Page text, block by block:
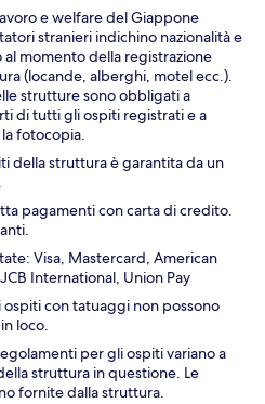
e welfare del Giappone
stranieri indichino nazionalità e
momento della registrazione
(locande, alberghi, motel ecc.).
strutture sono obbligati a
di tutti gli ospiti registrati e a
fotocopia.
della struttura è garantita da un
pagamenti con carta di credito.
Visa, Mastercard, American
International, Union Pay
con tatuaggi non possono
loco.
per gli ospiti variano a
struttura in questione. Le
fornite dalla struttura.